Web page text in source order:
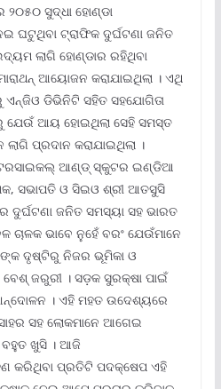
୨୦୫୦ ସୁଦ୍ଧା ହୋଣ୍ଡା
ଘଟୁଥିବା ଟ୍ରାଫିକ ଦୁର୍ଘଟଣା ଜନିତ
ଲାଗି ହୋଣ୍ଡାର ରହିଥିବା
ଆୟୋଜନ କରାଯାଇଥିଲା । ଏଥି
ଡିଭିନିଟି ସହିତ ସହଯୋଗିତା
ଯେଉଁ ଆୟ ହୋଇଥିଲା ସେହି ସମସ୍ତ
ପ୍ରଦାନ କରାଯାଇଥିଲା ।
ଆଣ୍ଡ୍ ସ୍କୁଟର ଇଣ୍ଡିଆ
ସଭାପତି ଓ ସିଇଓ ଶ୍ରୀ ଆତସୁସି
ଦୁର୍ଘଟଣା ଜନିତ ସମସ୍ୟା ସହ ଭାରତ
ଭାବେ ନୁହେଁ ବରଂ ଯେଉଁମାନେ
ଦୃଷ୍ଟିରୁ ନିଜର ଭୂମିକା ଓ
ଜରୁରୀ । ସଡ଼କ ସୁରକ୍ଷା ପାଇଁ
। ଏହି ମହତ ଉଦେଶ୍ୟରେ
ସହ ଲୋକମାନେ ଆଗେଇ
ବହୁତ ଖୁସି । ଆଜି
କରିଥିବା ପ୍ରତିଟି ପଦକ୍ଷେପ ଏହି